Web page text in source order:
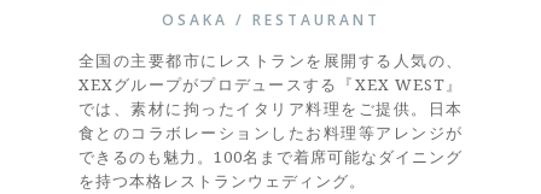
OSAKA / RESTAURANT
全国の主要都市にレストランを展開する人気の、
XEXグループがプロデュースする『XEX WEST』
では、素材に拘ったイタリア料理をご提供。日本
食とのコラボレーションしたお料理等アレンジが
できるのも魅力。100名まで着席可能なダイニング
を持つ本格レストランウェディング。